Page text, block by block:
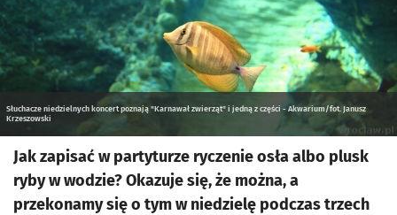
Słuchacze niedzielnych koncert poznają "Karnawał zwierząt" i jedną z części - Akwarium/fot. Janusz
Krzeszowski
Jak zapisać w partyturze ryczenie osła albo plusk
ryby w wodzie? Okazuje się, że można, a
przekonamy się o tym w niedzielę podczas trzech